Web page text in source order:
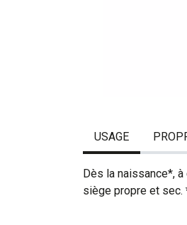
USAGE
Dès la naissance*,
siège propre et